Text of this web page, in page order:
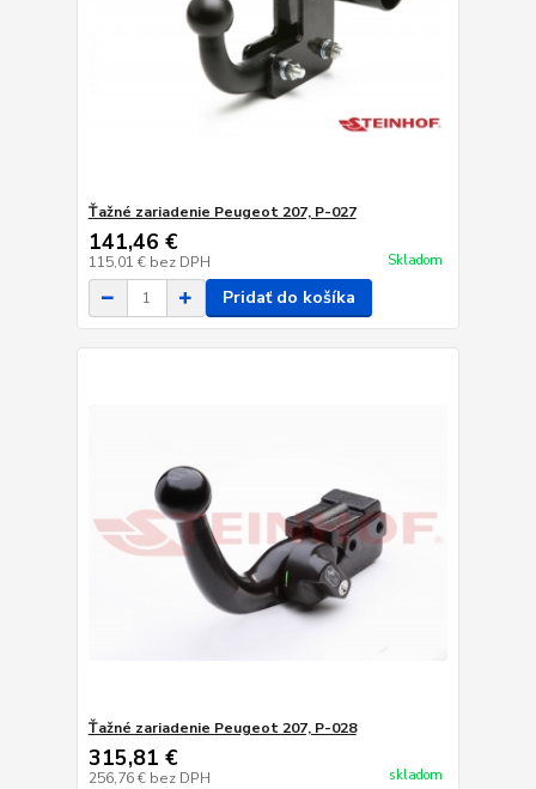
Ťažné zariadenie Peugeot 207, P-027
141,46 €
115,01 € bez DPH Skladom
Pridať do košíka
Ťažné zariadenie Peugeot 207, P-028
315,81 €
256,76 € bez DPH skladom